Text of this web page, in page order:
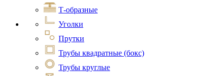
Т-образные
Уголки
Прутки
Трубы квадратные (бокс)
Трубы круглые